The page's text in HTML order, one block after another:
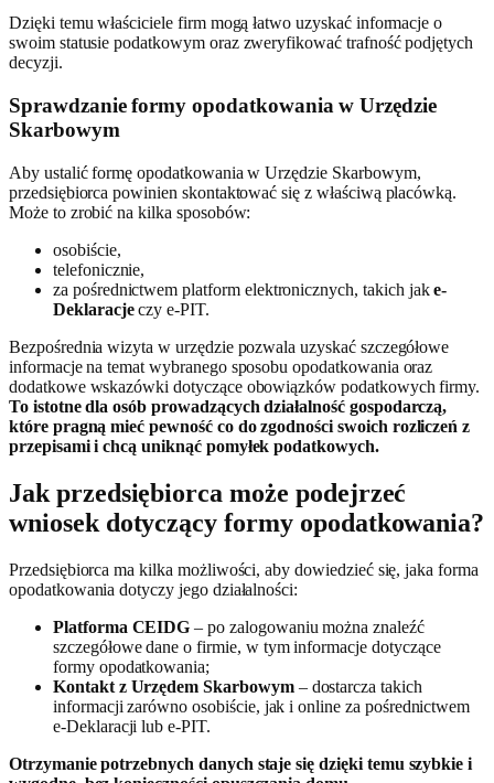
Dzięki temu właściciele firm mogą łatwo uzyskać informacje o
swoim statusie podatkowym oraz zweryfikować trafność podjętych
decyzji.
Sprawdzanie formy opodatkowania w Urzędzie
Skarbowym
Aby ustalić formę opodatkowania w Urzędzie Skarbowym,
przedsiębiorca powinien skontaktować się z właściwą placówką.
Może to zrobić na kilka sposobów:
osobiście,
telefonicznie,
za pośrednictwem platform elektronicznych, takich jake-
Deklaracjeczy e-PIT.
Bezpośrednia wizyta w urzędzie pozwala uzyskać szczegółowe
informacje na temat wybranego sposobu opodatkowania oraz
dodatkowe wskazówki dotyczące obowiązków podatkowych firmy.
To istotne dla osób prowadzących działalność gospodarczą,
które pragną mieć pewność co do zgodności swoich rozliczeń z
przepisami i chcą uniknąć pomyłek podatkowych.
Jak przedsiębiorca może podejrzeć
wniosek dotyczący formy opodatkowania?
Przedsiębiorca ma kilka możliwości, aby dowiedzieć się, jaka forma
opodatkowania dotyczy jego działalności:
Platforma CEIDG – po zalogowaniu można znaleźć
szczegółowe dane o firmie, w tym informacje dotyczące
formy opodatkowania;
Kontakt z Urzędem Skarbowym– dostarcza takich
informacji zarówno osobiście, jak i online za pośrednictwem
e-Deklaracji lub e-PIT.
Otrzymanie potrzebnych danych staje się dzięki temu szybkie i